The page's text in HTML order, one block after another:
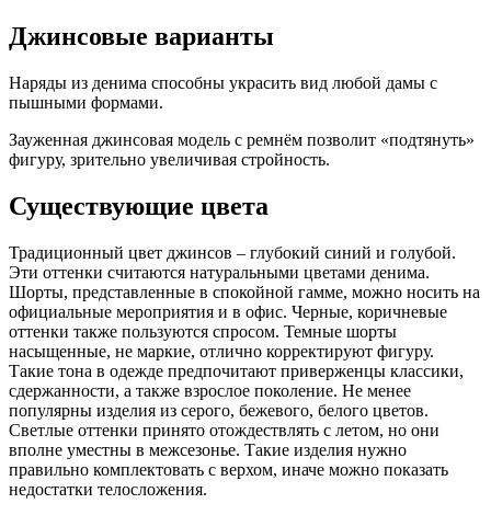
Джинсовые варианты
Наряды из денима способны украсить вид любой дамы с
пышными формами.
Зауженная джинсовая модель с ремнём позволит «подтянуть»
фигуру, зрительно увеличивая стройность.
Существующие цвета
Традиционный цвет джинсов – глубокий синий и голубой.
Эти оттенки считаются натуральными цветами денима.
Шорты, представленные в спокойной гамме, можно носить на
официальные мероприятия и в офис. Черные, коричневые
оттенки также пользуются спросом. Темные шорты
насыщенные, не маркие, отлично корректируют фигуру.
Такие тона в одежде предпочитают приверженцы классики,
сдержанности, а также взрослое поколение. Не менее
популярны изделия из серого, бежевого, белого цветов.
Светлые оттенки принято отождествлять с летом, но они
вполне уместны в межсезонье. Такие изделия нужно
правильно комплектовать с верхом, иначе можно показать
недостатки телосложения.